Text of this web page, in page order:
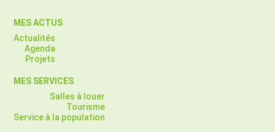
MES ACTUS
Actualités
Agenda
Projets
MES SERVICES
Salles à louer
Tourisme
Service à la population